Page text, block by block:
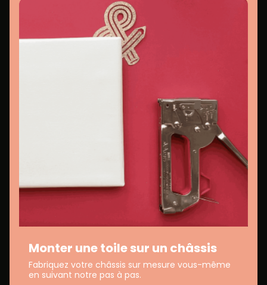
Monter une toile sur un châssis
Fabriquez votre châssis sur mesure vous-même
en suivant notre pas à pas.